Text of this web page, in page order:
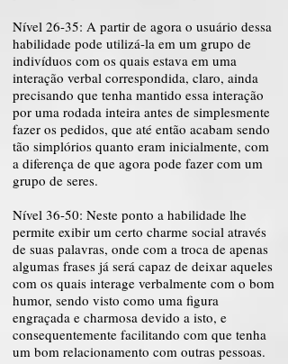
Nível 26-35: A partir de agora o usuário dessa
habilidade pode utilizá-la em um grupo de
indivíduos com os quais estava em uma
interação verbal correspondida, claro, ainda
precisando que tenha mantido essa interação
por uma rodada inteira antes de simplesmente
fazer os pedidos, que até então acabam sendo
tão simplórios quanto eram inicialmente, com
a diferença de que agora pode fazer com um
grupo de seres.
Nível 36-50: Neste ponto a habilidade lhe
permite exibir um certo charme social através
de suas palavras, onde com a troca de apenas
algumas frases já será capaz de deixar aqueles
com os quais interage verbalmente com o bom
humor, sendo visto como uma figura
engraçada e charmosa devido a isto, e
consequentemente facilitando com que tenha
um bom relacionamento com outras pessoas.